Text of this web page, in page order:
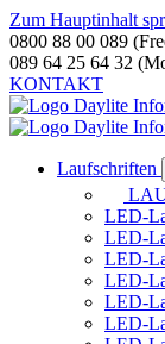
Zum Hauptinhalt
0800 88 00 089
089 64 25 64 32
KONTAKT
Laufschriften
LED-
LED-
LED-
LED-
LED-
LED-